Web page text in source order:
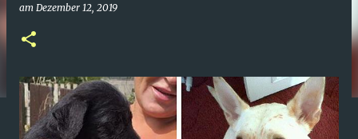
am Dezember 12, 2019